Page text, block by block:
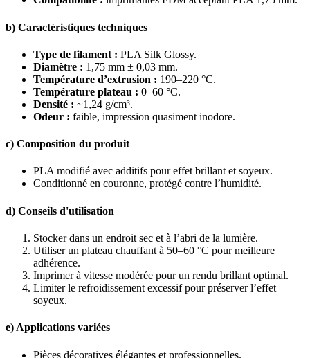
b) Caractéristiques techniques
Type de filament : PLA Silk Glossy.
Diamètre : 1,75 mm ± 0,03 mm.
Température d’extrusion : 190–220 °C.
Température plateau : 0–60 °C.
Densité : ~1,24 g/cm³.
Odeur : faible, impression quasiment inodore.
c) Composition du produit
PLA modifié avec additifs pour effet brillant et soyeux.
Conditionné en couronne, protégé contre l’humidité.
d) Conseils d'utilisation
Stocker dans un endroit sec et à l’abri de la lumière.
Utiliser un plateau chauffant à 50–60 °C pour meilleure
adhérence.
Imprimer à vitesse modérée pour un rendu brillant optimal.
Limiter le refroidissement excessif pour préserver l’effet
soyeux.
e) Applications variées
Pièces décoratives élégantes et professionnelles.